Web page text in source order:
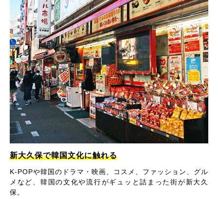
新大久保で韓国文化に触れる
K-POPや韓国のドラマ・映画、コスメ、ファッション、グル
メなど、韓国の文化や流行がギュッと詰まった街が新大久
保。